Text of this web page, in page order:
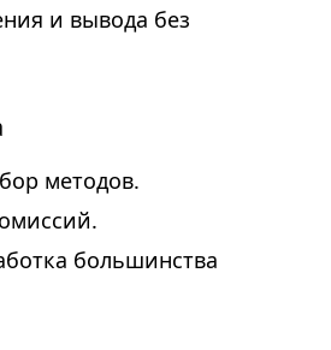
и вывода без
методов.
большинства